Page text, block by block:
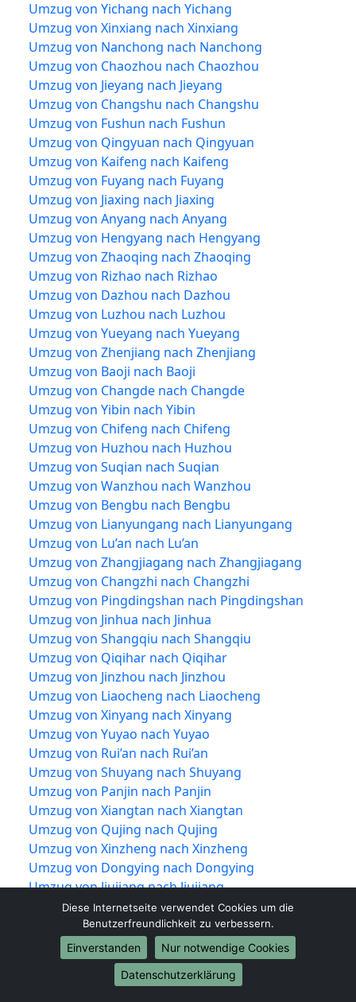
Umzug von Yichang nach Yichang
Umzug von Xinxiang nach Xinxiang
Umzug von Nanchong nach Nanchong
Umzug von Chaozhou nach Chaozhou
Umzug von Jieyang nach Jieyang
Umzug von Changshu nach Changshu
Umzug von Fushun nach Fushun
Umzug von Qingyuan nach Qingyuan
Umzug von Kaifeng nach Kaifeng
Umzug von Fuyang nach Fuyang
Umzug von Jiaxing nach Jiaxing
Umzug von Anyang nach Anyang
Umzug von Hengyang nach Hengyang
Umzug von Zhaoqing nach Zhaoqing
Umzug von Rizhao nach Rizhao
Umzug von Dazhou nach Dazhou
Umzug von Luzhou nach Luzhou
Umzug von Yueyang nach Yueyang
Umzug von Zhenjiang nach Zhenjiang
Umzug von Baoji nach Baoji
Umzug von Changde nach Changde
Umzug von Yibin nach Yibin
Umzug von Chifeng nach Chifeng
Umzug von Huzhou nach Huzhou
Umzug von Suqian nach Suqian
Umzug von Wanzhou nach Wanzhou
Umzug von Bengbu nach Bengbu
Umzug von Lianyungang nach Lianyungang
Umzug von Lu’an nach Lu’an
Umzug von Zhangjiagang nach Zhangjiagang
Umzug von Changzhi nach Changzhi
Umzug von Pingdingshan nach Pingdingshan
Umzug von Jinhua nach Jinhua
Umzug von Shangqiu nach Shangqiu
Umzug von Qiqihar nach Qiqihar
Umzug von Jinzhou nach Jinzhou
Umzug von Liaocheng nach Liaocheng
Umzug von Xinyang nach Xinyang
Umzug von Yuyao nach Yuyao
Umzug von Rui’an nach Rui’an
Umzug von Shuyang nach Shuyang
Umzug von Panjin nach Panjin
Umzug von Xiangtan nach Xiangtan
Umzug von Qujing nach Qujing
Umzug von Xinzheng nach Xinzheng
Umzug von Dongying nach Dongying
Umzug von Jiujiang nach Jiujiang
Umzug von Shiyan nach Shiyan
Umzug von Jīngzhōu nach Jīngzhōu
Umzug von Yueqing nach Yueqing
Umzug von Tengzhou nach Tengzhou
Umzug von Nan’an nach Nan’an
Diese Internetseite verwendet Cookies um die
Benutzerfreundlichkeit zu verbessern.
Einverstanden
Nur notwendige Cookies
Datenschutzerklärung